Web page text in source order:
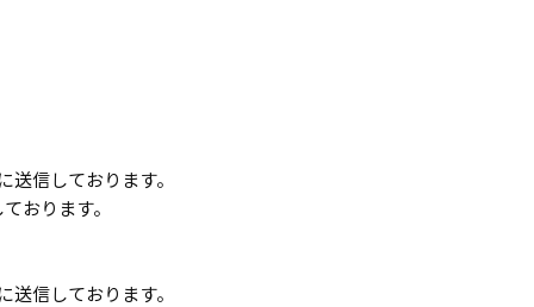
信しております。
おります。
信しております。